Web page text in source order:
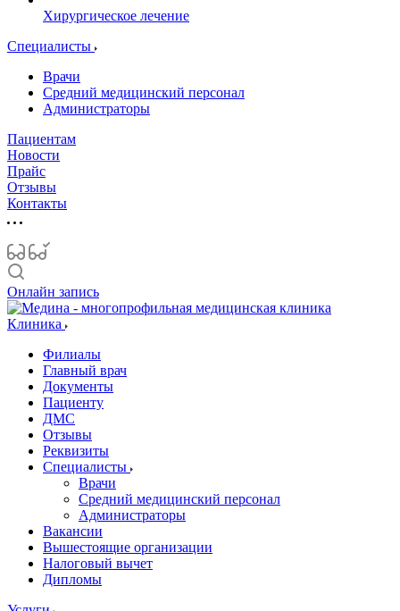
Хирургическое лечение
Специалисты
Врачи
Средний медицинский персонал
Администраторы
Пациентам
Новости
Прайс
Отзывы
Контакты
Онлайн запись
Клиника
Филиалы
Главный врач
Документы
Пациенту
ДМС
Отзывы
Реквизиты
Специалисты
Врачи
Средний медицинский персонал
Администраторы
Вакансии
Вышестоящие организации
Налоговый вычет
Дипломы